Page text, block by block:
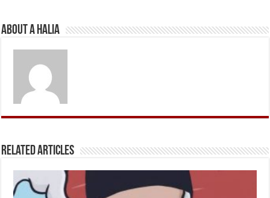
About A Halia
Related Articles